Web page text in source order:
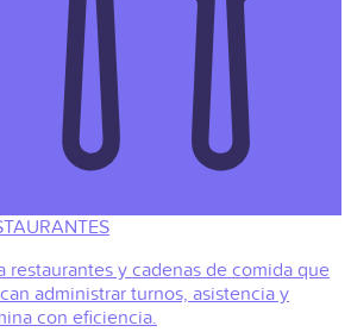
restaurantes y cadenas de comida que
administrar turnos, asistencia y
con eficiencia.